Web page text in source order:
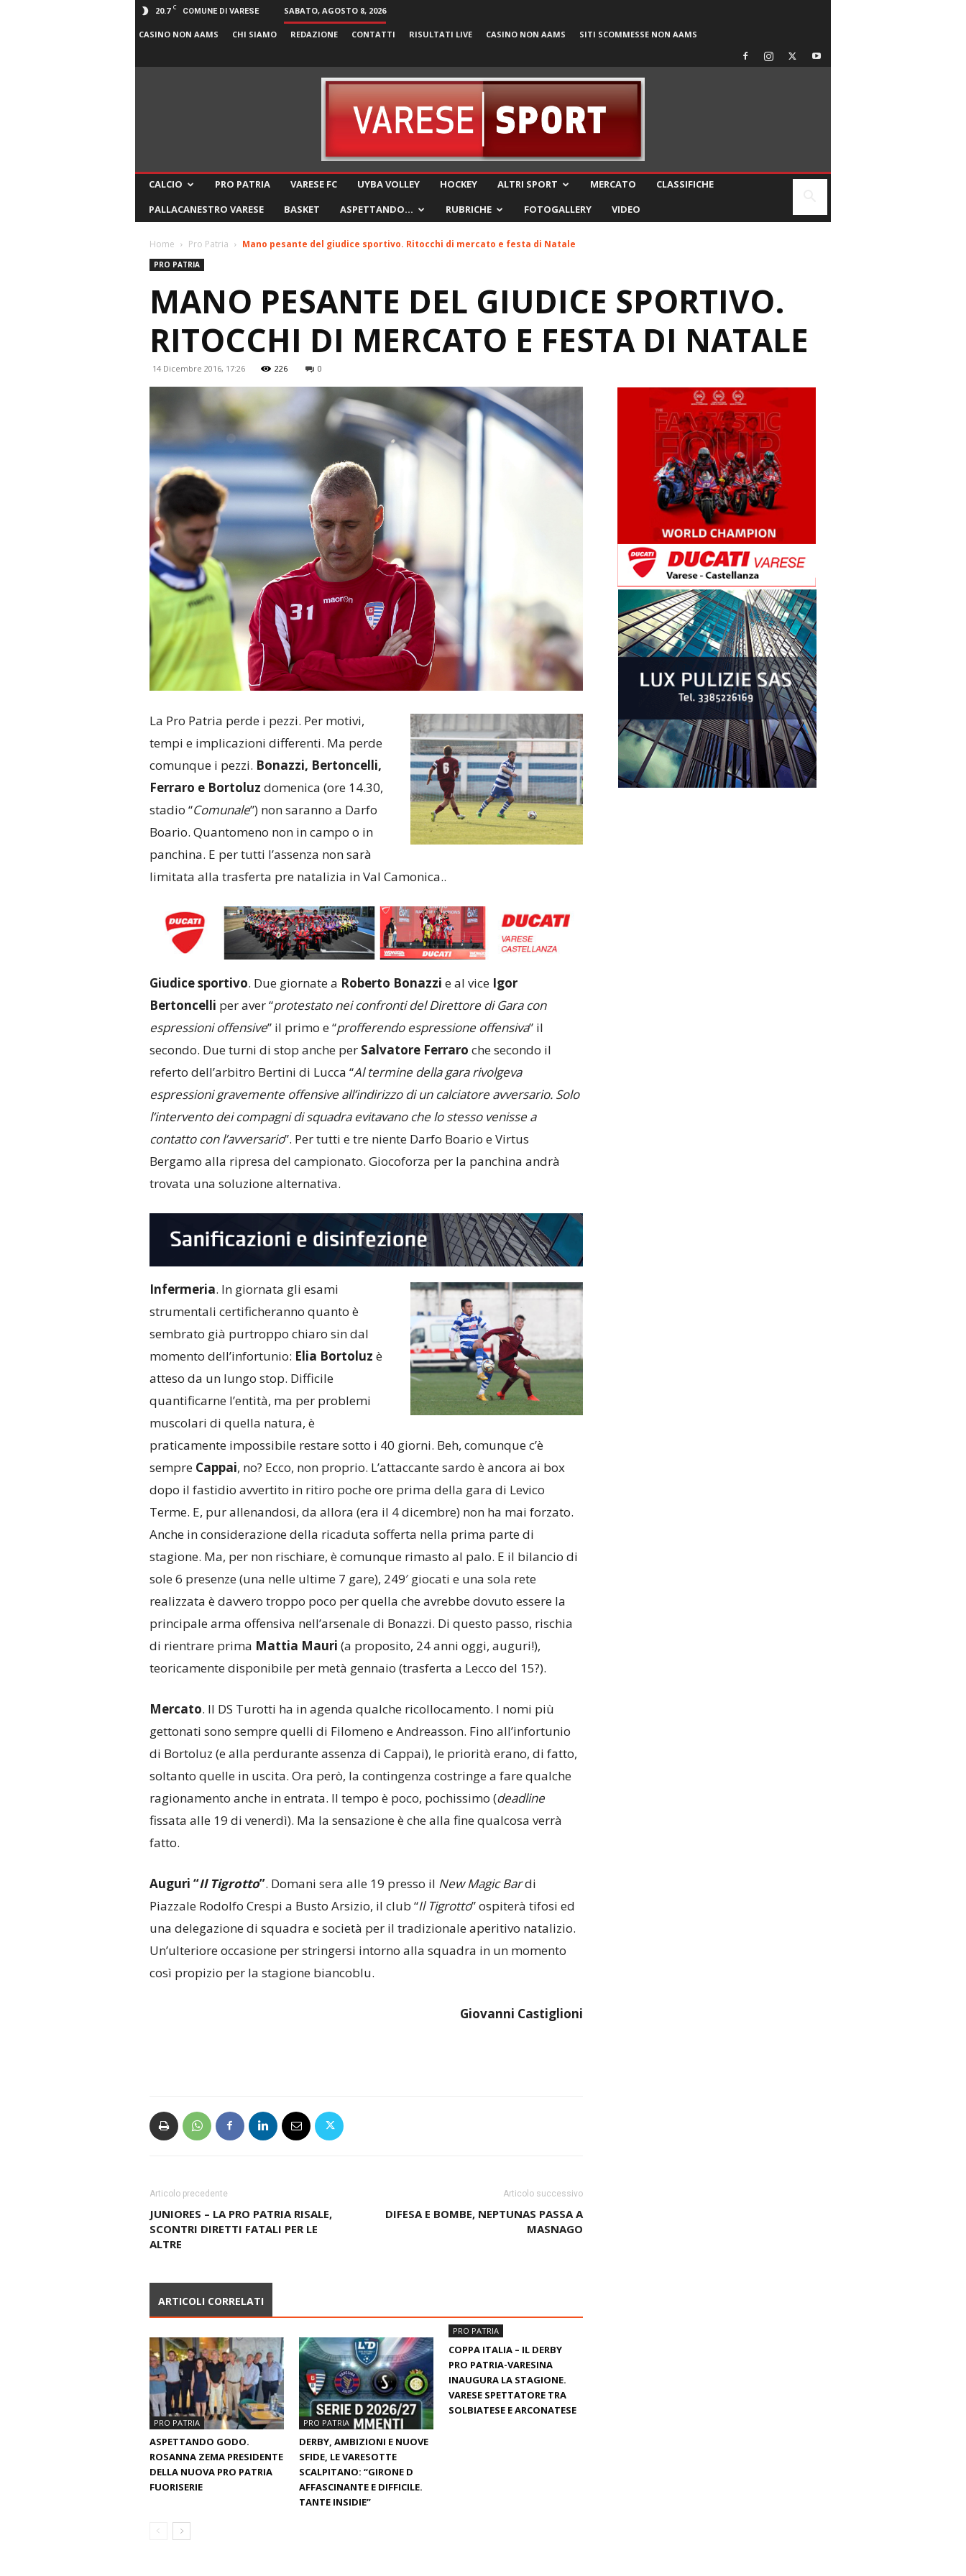
20.7 C COMUNE DI VARESE SABATO, AGOSTO 8, 2026
CASINO NON AAMS CHI SIAMO REDAZIONE CONTATTI RISULTATI LIVE CASINO NON AAMS SITI SCOMMESSE NON AAMS
CALCIO PRO PATRIA VARESE FC UYBA VOLLEY HOCKEY ALTRI SPORT MERCATO
CLASSIFICHE
PALLACANESTRO VARESE
BASKET ASPETTANDO… RUBRICHE FOTOGALLERY VIDEO
Home Pro Patria Mano pesante del giudice sportivo. Ritocchi di mercato e festa di Natale
PRO PATRIA
MANO PESANTE DEL GIUDICE SPORTIVO.
RITOCCHI DI MERCATO E FESTA DI NATALE
14 Dicembre 2016, 17:26 226 0
La Pro Patria perde i pezzi. Per motivi,
tempi e implicazioni differenti. Ma perde
comunque i pezzi. Bonazzi, Bertoncelli,
Ferraro e Bortoluz domenica (ore 14.30,
stadio “Comunale”) non saranno a Darfo
Boario. Quantomeno non in campo o in
panchina. E per tutti l’assenza non sarà
limitata alla trasferta pre natalizia in Val Camonica..
Giudicesportivo. Due giornate a Roberto Bonazzi e al vice Igor
Bertoncelli per aver “protestato nei confronti del Direttore di Gara con
espressioni offensive” il primo e “profferendo espressione offensiva” il
secondo. Due turni di stop anche per Salvatore Ferraro che secondo il
referto dell’arbitro Bertini di Lucca “Al termine della gara rivolgeva
espressioni gravemente offensive all’indirizzo di un calciatore avversario. Solo
l’intervento dei compagni di squadra evitavano che lo stesso venisse a
contatto con l’avversario”. Per tutti e tre niente Darfo Boario e Virtus
Bergamo alla ripresa del campionato. Giocoforza per la panchina andrà
trovata una soluzione alternativa.
Infermeria. In giornata gli esami
strumentali certificheranno quanto è
sembrato già purtroppo chiaro sin dal
momento dell’infortunio: Elia Bortoluz è
atteso da un lungo stop. Difficile
quantificarne l’entità, ma per problemi
muscolari di quella natura, è
praticamente impossibile restare sotto i 40 giorni. Beh, comunque c’è
sempre Cappai, no? Ecco, non proprio. L’attaccante sardo è ancora ai box
dopo il fastidio avvertito in ritiro poche ore prima della gara di Levico
Terme. E, pur allenandosi, da allora (era il 4 dicembre) non ha mai forzato.
Anche in considerazione della ricaduta sofferta nella prima parte di
stagione. Ma, per non rischiare, è comunque rimasto al palo. E il bilancio di
sole 6 presenze (una nelle ultime 7 gare), 249′ giocati e una sola rete
realizzata è davvero troppo poco per quella che avrebbe dovuto essere la
principale arma offensiva nell’arsenale di Bonazzi. Di questo passo, rischia
di rientrare prima Mattia Mauri (a proposito, 24 anni oggi, auguri!),
teoricamente disponibile per metà gennaio (trasferta a Lecco del 15?).
Mercato. Il DS Turotti ha in agenda qualche ricollocamento. I nomi più
gettonati sono sempre quelli di Filomeno e Andreasson. Fino all’infortunio
di Bortoluz (e alla perdurante assenza di Cappai), le priorità erano, di fatto,
soltanto quelle in uscita. Ora però, la contingenza costringe a fare qualche
ragionamento anche in entrata. Il tempo è poco, pochissimo (deadline
fissata alle 19 di venerdì). Ma la sensazione è che alla fine qualcosa verrà
fatto.
Auguri “Il Tigrotto”. Domani sera alle 19 presso il New Magic Bardi
Piazzale Rodolfo Crespi a Busto Arsizio, il club “Il Tigrotto” ospiterà tifosi ed
una delegazione di squadra e società per il tradizionale aperitivo natalizio.
Un’ulteriore occasione per stringersi intorno alla squadra in un momento
così propizio per la stagione biancoblu.
Giovanni Castiglioni
Articolo precedente
JUNIORES – LA PRO PATRIA RISALE,
SCONTRI DIRETTI FATALI PER LE
ALTRE
Articolo successivo
DIFESA E BOMBE, NEPTUNAS PASSA A
MASNAGO
ARTICOLI CORRELATI
PRO PATRIA
ASPETTANDO GODO.
ROSANNA ZEMA PRESIDENTE
DELLA NUOVA PRO PATRIA
FUORISERIE
PRO PATRIA
DERBY, AMBIZIONI E NUOVE
SFIDE, LE VARESOTTE
SCALPITANO: “GIRONE D
AFFASCINANTE E DIFFICILE.
TANTE INSIDIE”
PRO PATRIA
COPPA ITALIA – IL DERBY
PRO PATRIA-VARESINA
INAUGURA LA STAGIONE.
VARESE SPETTATORE TRA
SOLBIATESE E ARCONATESE